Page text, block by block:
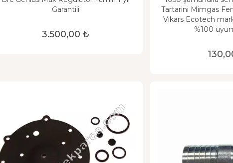
Garantili
3.500,00 ₺
Fema-Platinca LPG
Tartarini Mimgas
Vikars Ecotech
%100